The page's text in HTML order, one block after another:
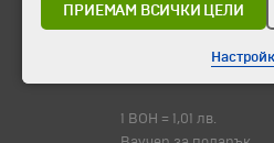
Новини
Информационен
1 BOH = 1,01 лв.
ПРИЕМАМ ВСИЧКИ ЦЕЛИ